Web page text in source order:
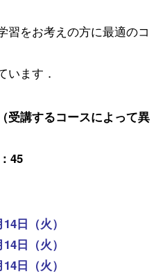
習をお考えの方に最適のコ
います．
講するコースによって異
45
日（火）
日（火）
日（火）